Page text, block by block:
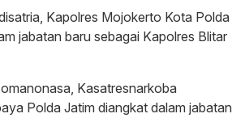
Kapolres Mojokerto Kota Polda
jabatan baru sebagai Kapolres Blitar
Kasatresnarkoba
Polda Jatim diangkat dalam jabatan